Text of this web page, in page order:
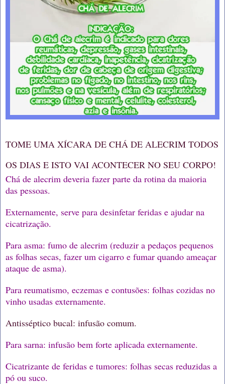
TOME UMA XÍCARA DE CHÁ DE ALECRIM TODOS
OS DIAS E ISTO VAI ACONTECER NO SEU CORPO!
Chá de alecrim deveria fazer parte da rotina da maioria
das pessoas.
Externamente, serve para desinfetar feridas e ajudar na
cicatrização.
Para asma: fumo de alecrim (reduzir a pedaços pequenos
as folhas secas, fazer um cigarro e fumar quando ameaçar
ataque de asma).
Para reumatismo, eczemas e contusões: folhas cozidas no
vinho usadas externamente.
Antisséptico bucal: infusão comum.
Para sarna: infusão bem forte aplicada externamente.
Cicatrizante de feridas e tumores: folhas secas reduzidas a
pó ou suco.